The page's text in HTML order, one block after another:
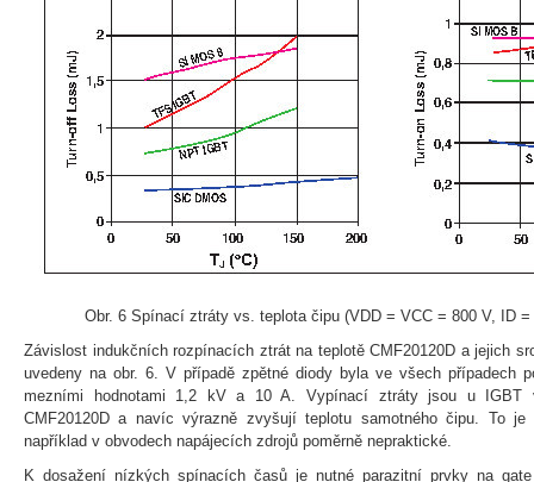
Obr. 6 Spínací ztráty vs. teplota čipu (VDD = VCC = 800 V, ID
Závislost indukčních rozpínacích ztrát na teplotě CMF20120D a jejich
uvedeny na obr. 6. V případě zpětné diody byla ve všech případech
mezními hodnotami 1,2 kV a 10 A. Vypínací ztráty jsou u IGBT
CMF20120D a navíc výrazně zvyšují teplotu samotného čipu. To
například v obvodech napájecích zdrojů poměrně nepraktické.
K dosažení nízkých spínacích časů je nutné parazitní prvky na